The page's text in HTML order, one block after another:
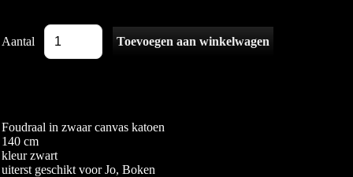
Aantal
Foudraal in zwaar canvas katoen
140 cm
kleur zwart
uiterst geschikt voor Jo, Boken